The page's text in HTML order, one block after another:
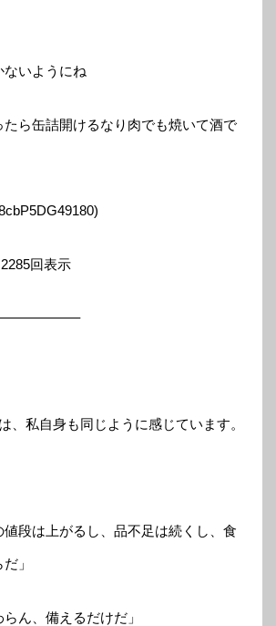
いようにね
たら缶詰開けるなり肉でも焼いて酒で
回表示
、私自身も同じように感じています。
値段は上がるし、品不足は続くし、食
」
らん、備えるだけだ」